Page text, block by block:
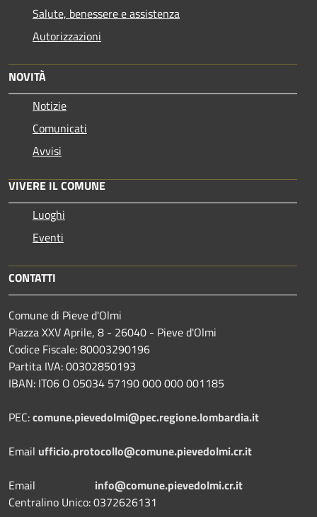
Salute, benessere e assistenza
Autorizzazioni
NOVITÀ
Notizie
Comunicati
Avvisi
VIVERE IL COMUNE
Luoghi
Eventi
CONTATTI
Comune di Pieve d'Olmi
Piazza XXV Aprile, 8 - 26040 - Pieve d'Olmi
Codice Fiscale: 80003290196
Partita IVA: 00302850193
IBAN: IT06 O 05034 57190 000 000 001185
PEC:comune.pievedolmi@pec.regione.lombardia.it
Email ufficio.protocollo@comune.pievedolmi.cr.it
Email info@comune.pievedolmi.cr.it
Centralino Unico: 0372626131